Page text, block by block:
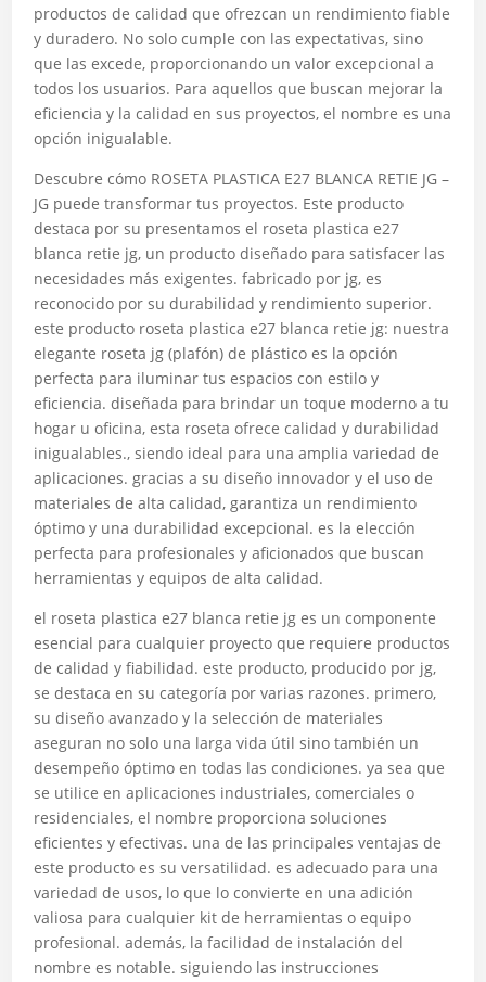
productos de calidad que ofrezcan un rendimiento fiable
y duradero. No solo cumple con las expectativas, sino
que las excede, proporcionando un valor excepcional a
todos los usuarios. Para aquellos que buscan mejorar la
eficiencia y la calidad en sus proyectos, el nombre es una
opción inigualable.
Descubre cómo ROSETA PLASTICA E27 BLANCA RETIE JG –
JG puede transformar tus proyectos. Este producto
destaca por su presentamos el roseta plastica e27
blanca retie jg, un producto diseñado para satisfacer las
necesidades más exigentes. fabricado por jg, es
reconocido por su durabilidad y rendimiento superior.
este producto roseta plastica e27 blanca retie jg: nuestra
elegante roseta jg (plafón) de plástico es la opción
perfecta para iluminar tus espacios con estilo y
eficiencia. diseñada para brindar un toque moderno a tu
hogar u oficina, esta roseta ofrece calidad y durabilidad
inigualables., siendo ideal para una amplia variedad de
aplicaciones. gracias a su diseño innovador y el uso de
materiales de alta calidad, garantiza un rendimiento
óptimo y una durabilidad excepcional. es la elección
perfecta para profesionales y aficionados que buscan
herramientas y equipos de alta calidad.
el roseta plastica e27 blanca retie jg es un componente
esencial para cualquier proyecto que requiere productos
de calidad y fiabilidad. este producto, producido por jg,
se destaca en su categoría por varias razones. primero,
su diseño avanzado y la selección de materiales
aseguran no solo una larga vida útil sino también un
desempeño óptimo en todas las condiciones. ya sea que
se utilice en aplicaciones industriales, comerciales o
residenciales, el nombre proporciona soluciones
eficientes y efectivas. una de las principales ventajas de
este producto es su versatilidad. es adecuado para una
variedad de usos, lo que lo convierte en una adición
valiosa para cualquier kit de herramientas o equipo
profesional. además, la facilidad de instalación del
nombre es notable. siguiendo las instrucciones